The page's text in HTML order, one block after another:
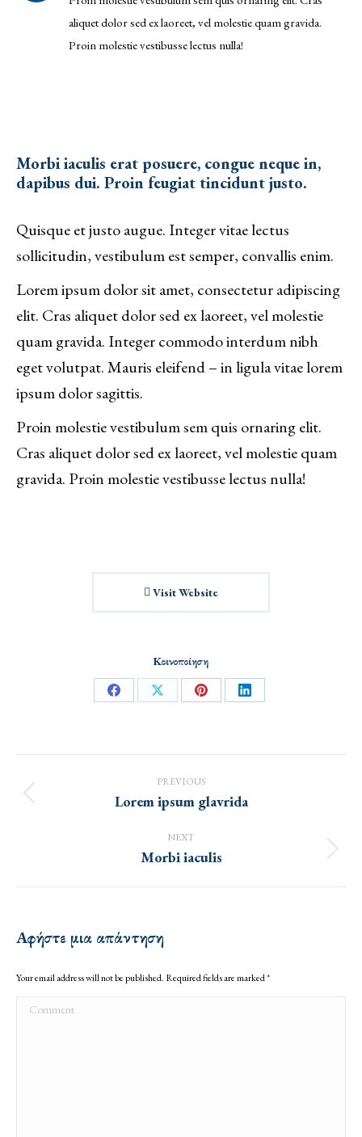
aliquet dolor sed ex laoreet, vel molestie quam gravida.
Proin molestie vestibusse lectus nulla!
Morbi iaculis erat posuere, congue neque in,
dapibus dui. Proin feugiat tincidunt justo.
Quisque et justo augue. Integer vitae lectus
sollicitudin, vestibulum est semper, convallis enim.
Lorem ipsum dolor sit amet, consectetur adipiscing
elit. Cras aliquet dolor sed ex laoreet, vel molestie
quam gravida. Integer commodo interdum nibh
eget volutpat. Mauris eleifend – in ligula vitae lorem
ipsum dolor sagittis.
Proin molestie vestibulum sem quis ornaring elit.
Cras aliquet dolor sed ex laoreet, vel molestie quam
gravida. Proin molestie vestibusse lectus nulla!
Visit Website
Κοινοποίηση
Share
Share
Share
Share
navigation
PREVIOUS
Previous
project:
Lorem ipsum glavrida
NEXT
Next
Morbi iaculis
Αφήστε μια απάντηση
Your email address will not be published. Required fields are marked*
Comment